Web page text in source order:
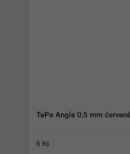
TePe kefky 0,5 mm červené
25 ks